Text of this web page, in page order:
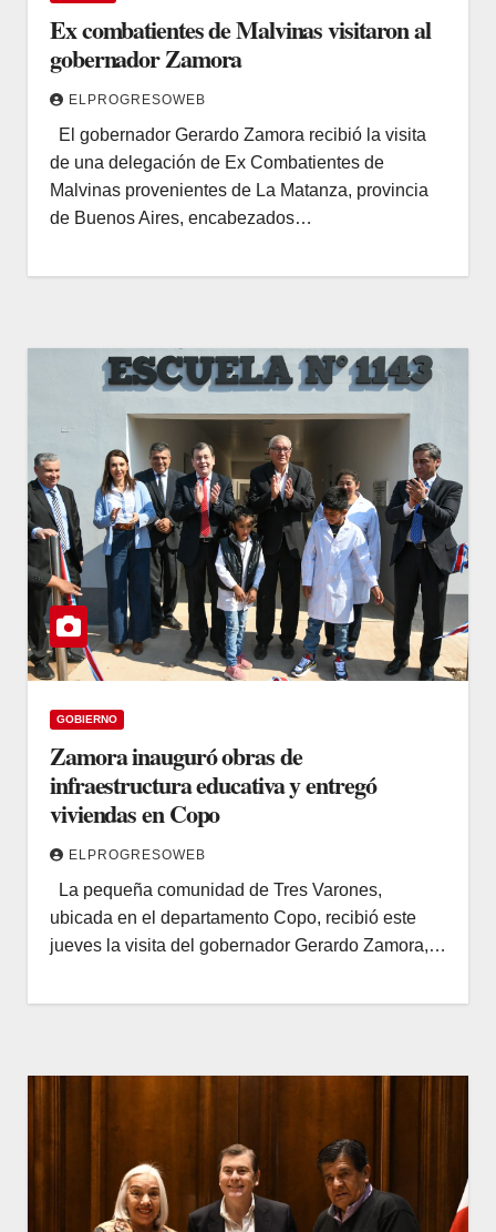
Ex combatientes de Malvinas visitaron al
gobernador Zamora
ELPROGRESOWEB
El gobernador Gerardo Zamora recibió la visita
de una delegación de Ex Combatientes de
Malvinas provenientes de La Matanza, provincia
de Buenos Aires, encabezados…
GOBIERNO
Zamora inauguró obras de
infraestructura educativa y entregó
viviendas en Copo
ELPROGRESOWEB
La pequeña comunidad de Tres Varones,
ubicada en el departamento Copo, recibió este
jueves la visita del gobernador Gerardo Zamora,…